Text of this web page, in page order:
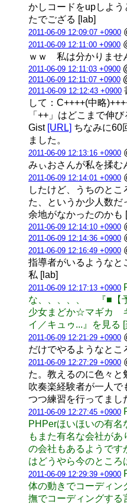
かしコードをupしよ
たでござる [lab]
2011-06-09 12:09:07 +0900
2011-06-09 12:11:00 +0900
ｗｗ 私は分かりませ
2011-06-09 12:11:03 +0900
2011-06-09 12:11:07 +0900
2011-06-09 12:12:43 +0900
して：C++++(中略
「++」はどこまで伸
Gist [URL] ちなみに60
ました。
2011-06-09 12:13:16 +0900
みぃおさんが私を揉む
2011-06-09 12:14:01 +0900
したけど、うちのと
た、というか少人数だ
余地がなかったのかも
2011-06-09 12:14:10 +0900
2011-06-09 12:14:36 +0900
2011-06-09 12:16:49 +0900
指導者がいるようなと
私 [lab]
2011-06-09 12:17:13 +0900
な、、、、、 『■【
少女まどか☆マギカ
イ／キュゥ...』を見る [
2011-06-09 12:21:29 +0900
だけでやるようなとこ
2011-06-09 12:27:29 +0900
た。教えるのに色々と
吹奏楽経験者が一人で
つつ練習を行ってまし
2011-06-09 12:27:45 +0900
PHPerほいほいの有名
もまた有名な会社が
の会社もあるようです
はどうやら今のところ
2011-06-09 12:29:39 +0900
体の動きでコーディン
撫でコーディングする